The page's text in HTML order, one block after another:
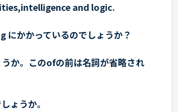
and logic.
かかっているのでしょうか？
か。このofの前は名詞が省略され
ょうか。